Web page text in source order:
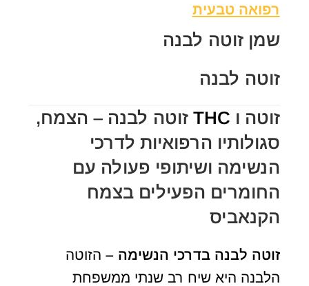
רפואה טבעית
שמן זוטה לבנה
זוטה לבנה
זוטה ו THC זוטה לבנה – הצמח,
סגולותיו הרפואיות לדרכי
הנשימה ושיתופי פעולה עם
החומרים הפעילים בצמח
הקנאביס
זוטה לבנה בדרכי הנשימה – הזוטה
הלבנה היא שיח רב שנתי ממשפחת